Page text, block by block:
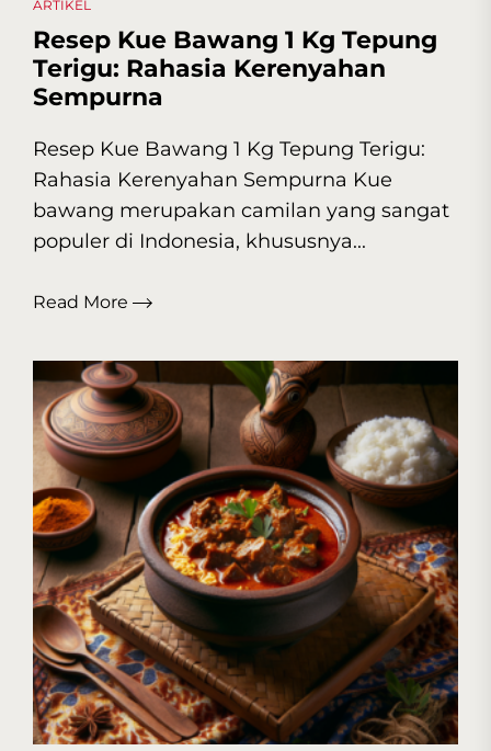
ARTIKEL
Resep Kue Bawang 1 Kg Tepung
Terigu: Rahasia Kerenyahan
Sempurna
Resep Kue Bawang 1 Kg Tepung Terigu:
Rahasia Kerenyahan Sempurna Kue
bawang merupakan camilan yang sangat
populer di Indonesia, khususnya...
Read More